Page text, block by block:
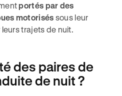
portés par des
motorisés sous leur
trajets de nuit.
des paires de
de nuit ?